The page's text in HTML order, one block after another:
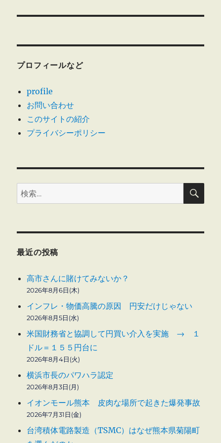
稿:
プロフィールなど
profile
お問い合わせ
このサイトの紹介
プライバシーポリシー
検
索:
検
最近の投稿
高市さんに賭けてみないか？
2026年8月6日(木)
インフレ・物価高騰の原因 円安だけじゃない
2026年8月5日(水)
米国財務省と協調して円買い介入を実施 → １
ドル＝１５５円台に
2026年8月4日(火)
横浜市長のパワハラ認定
2026年8月3日(月)
イオンモール熊本 皮肉な場所で起きた爆発事故
2026年7月31日(金)
台湾積体電路製造（TSMC）はなぜ熊本県菊陽町